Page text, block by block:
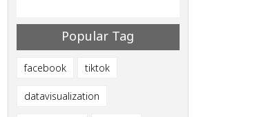
Popular Tag
facebook
tiktok
datavisualization